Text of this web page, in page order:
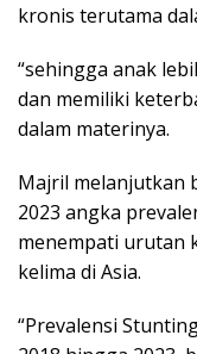
kronis terutama
“sehingga anak
dan memiliki
dalam materinya.
Majril melanjutkan
2023 angka
menempati urutan
kelima di Asia.
“Prevalensi